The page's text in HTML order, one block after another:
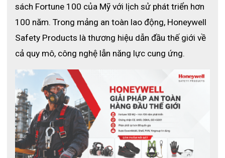
sách Fortune 100 của Mỹ với lịch sử phát triển hơn
100 năm. Trong mảng an toàn lao động, Honeywell
Safety Products là thương hiệu dẫn đầu thế giới về
cả quy mô, công nghệ lẫn năng lực cung ứng.